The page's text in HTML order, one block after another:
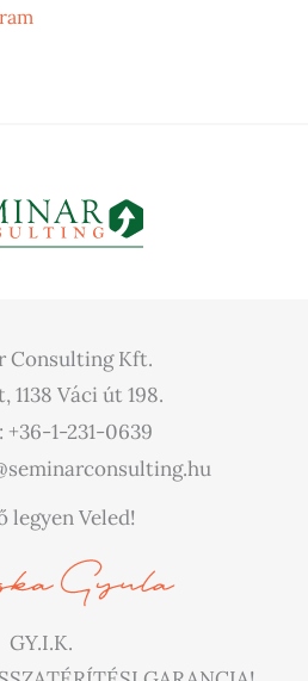
Consulting Kft.
1138 Váci út 198.
+36-1-231-0639
legyen Veled!
GY.I.K.